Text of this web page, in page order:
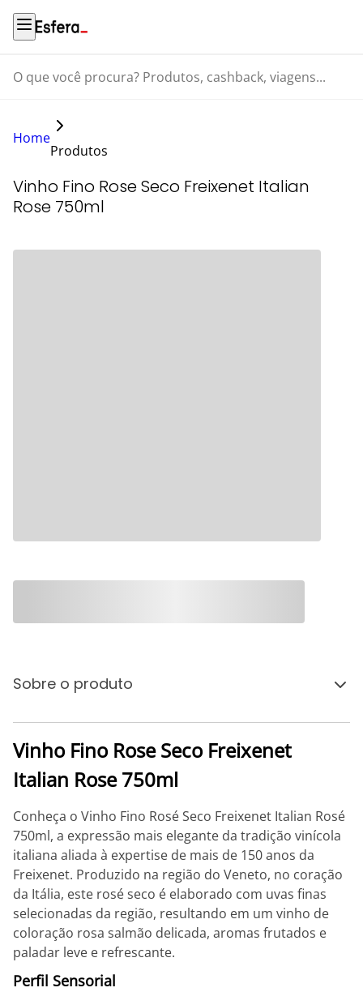
O que você procura? Produtos, cashback, viagens...
Home
Produtos
Vinho Fino Rose Seco Freixenet Italian
Rose 750ml
Sobre o produto
Vinho Fino Rose Seco Freixenet
Italian Rose 750ml
Conheça o Vinho Fino Rosé Seco Freixenet Italian Rosé
750ml, a expressão mais elegante da tradição vinícola
italiana aliada à expertise de mais de 150 anos da
Freixenet. Produzido na região do Veneto, no coração
da Itália, este rosé seco é elaborado com uvas finas
selecionadas da região, resultando em um vinho de
coloração rosa salmão delicada, aromas frutados e
paladar leve e refrescante.
Perfil Sensorial